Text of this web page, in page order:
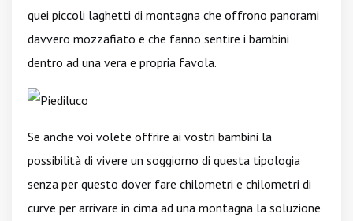
quei piccoli laghetti di montagna che offrono panorami
davvero mozzafiato e che fanno sentire i bambini
dentro ad una vera e propria favola.
Se anche voi volete offrire ai vostri bambini la
possibilità di vivere un soggiorno di questa tipologia
senza per questo dover fare chilometri e chilometri di
curve per arrivare in cima ad una montagna la soluzione